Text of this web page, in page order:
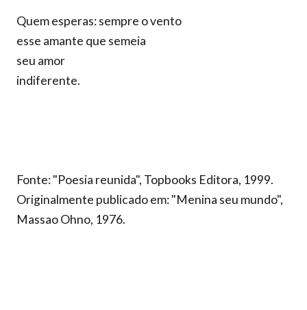
Quem esperas: sempre o vento
esse amante que semeia
seu amor
indiferente.
Fonte: "Poesia reunida", Topbooks Editora, 1999.
Originalmente publicado em: "Menina seu mundo",
Massao Ohno, 1976.